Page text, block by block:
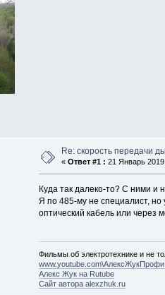
Re: скорость передачи
« Ответ #1 : 21 Январь
Куда так далеко-то? С ними и
Я по 485-му не специалист, но
оптический кабель или через
Фильмы об электротехнике и не
www.youtube.com\АлексЖукПрофи
Алекс Жук на Rutube
Сайт автора alexzhuk.ru